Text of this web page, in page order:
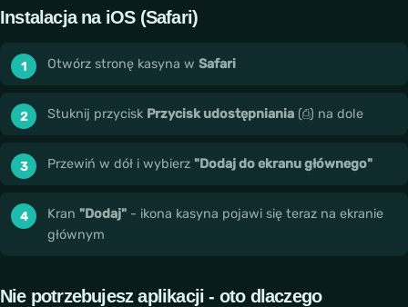
Instalacja na iOS (Safari)
Otwórz stronę kasyna w Safari
Stuknij przycisk Przycisk udostępniania (⎙) na dole
Przewiń w dół i wybierz "Dodaj do ekranu głównego"
Kran "Dodaj" - ikona kasyna pojawi się teraz na ekranie
głównym
Nie potrzebujesz aplikacji - oto dlaczego